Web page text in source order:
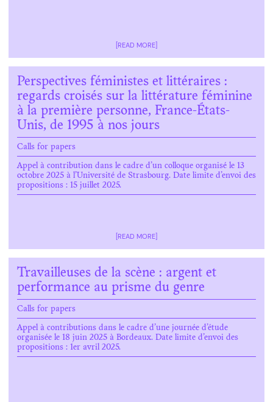
[READ MORE]
Perspectives féministes et littéraires :
regards croisés sur la littérature féminine
à la première personne, France-États-
Unis, de 1995 à nos jours
Calls for papers
Appel à contribution dans le cadre d’un colloque organisé le 13
octobre 2025 à l’Université de Strasbourg. Date limite d’envoi des
propositions : 15 juillet 2025.
[READ MORE]
Travailleuses de la scène : argent et
performance au prisme du genre
Calls for papers
Appel à contributions dans le cadre d’une journée d’étude
organisée le 18 juin 2025 à Bordeaux. Date limite d’envoi des
propositions : 1er avril 2025.